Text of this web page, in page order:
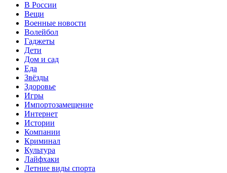
В России
Вещи
Военные новости
Волейбол
Гаджеты
Дети
Дом и сад
Еда
Звёзды
Здоровье
Игры
Импортозамещение
Интернет
Истории
Компании
Криминал
Культура
Лайфхаки
Летние виды спорта